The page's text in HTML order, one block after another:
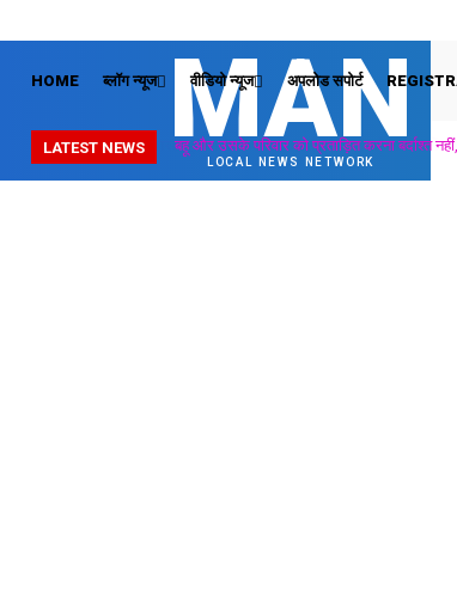
MAN
LOCAL NEWS NETWORK
HOME ब्लॉग न्यूज वीडियो न्यूज अपलोड सपोर्ट
LATEST NEWS बहू और उसके परिवार को प्रताड़ित करना बर्दाश्त